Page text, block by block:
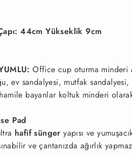
44cm Yükseklik 9cm
Office cup oturma minderi
ev sandalyesi, mutfak
bayanlar koltuk minderi
Pad
hafif sünger yapısı ve
ve çantanızda ağırlık